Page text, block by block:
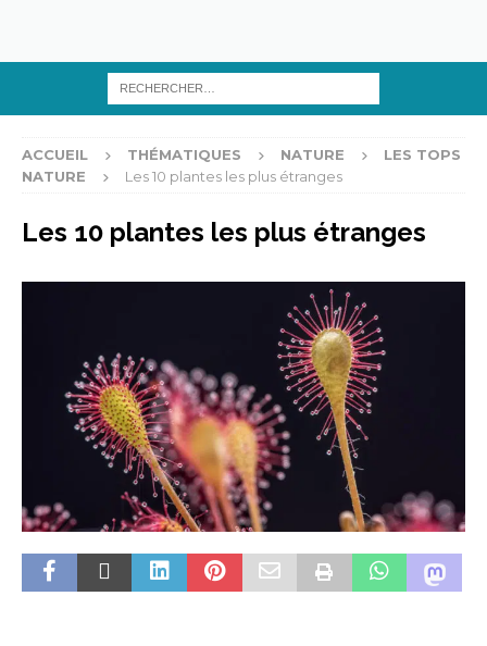
ACCUEIL THÉMATIQUES NATURE
LES TOPS
NATURE
Les 10 plantes les plus étranges
Les 10 plantes les plus étranges